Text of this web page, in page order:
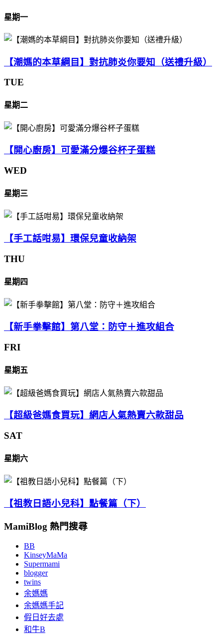
星期一
【潮媽的本草綱目】對抗肺炎你要知（送禮升級）
TUE
星期二
【開心廚房】可愛滿分爆谷杯子蛋糕
WED
星期三
【手工話咁易】環保兒童收納架
THU
星期四
【新手拳擊館】第八堂：防守＋進攻組合
FRI
星期五
【超級爸媽食買玩】網店人氣熱賣六款甜品
SAT
星期六
【祖教日語小兒科】點餐篇（下）
MamiBlog 熱門搜尋
BB
KinseyMaMa
Supermami
blogger
twins
余媽媽
余媽媽手記
假日好去處
和牛B